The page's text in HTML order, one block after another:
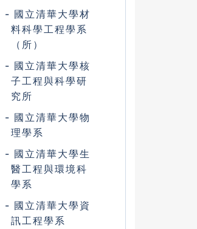
國立清華大學材
料科學工程學系
（所）
國立清華大學核
子工程與科學研
究所
國立清華大學物
理學系
國立清華大學生
醫工程與環境科
學系
國立清華大學資
訊工程學系